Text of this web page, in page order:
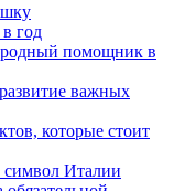
год
помощник в
важных
которые стоит
символ Италии